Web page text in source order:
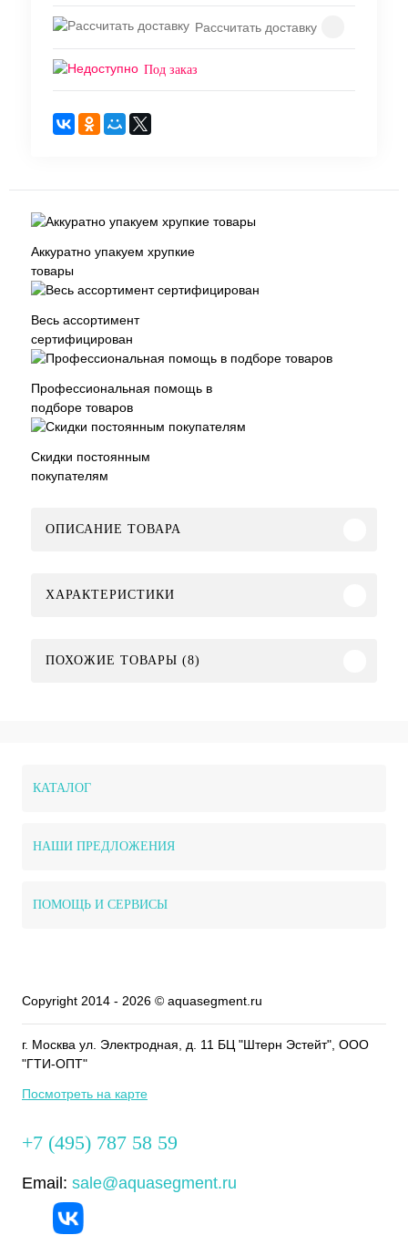
Рассчитать доставку
Под заказ
Аккуратно упакуем хрупкие
товары
Весь ассортимент
сертифицирован
Профессиональная помощь в
подборе товаров
Скидки постоянным
покупателям
ОПИСАНИЕ ТОВАРА
ХАРАКТЕРИСТИКИ
ПОХОЖИЕ ТОВАРЫ (8)
КАТАЛОГ
НАШИ ПРЕДЛОЖЕНИЯ
ПОМОЩЬ И СЕРВИСЫ
Copyright 2014 - 2026 © aquasegment.ru
г. Москва ул. Электродная, д. 11 БЦ "Штерн Эстейт", ООО
"ГТИ-ОПТ"
Посмотреть на карте
+7 (495) 787 58 59
Email: sale@aquasegment.ru